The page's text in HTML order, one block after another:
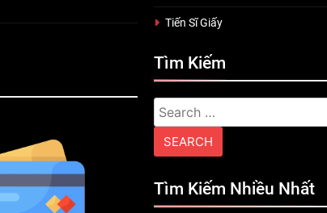
Tiến Sĩ Giấy
Tìm Kiếm
Search
for:
Tìm Kiếm Nhiều Nhất